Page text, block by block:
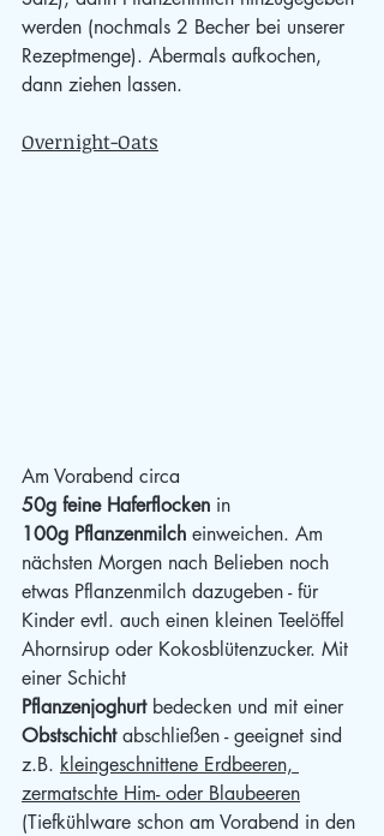
werden (nochmals 2 Becher bei unserer
Rezeptmenge). Abermals aufkochen,
dann ziehen lassen.
Overnight-Oats
Am Vorabend circa
50g feine Haferflocken in
100g Pflanzenmilch einweichen. Am
nächsten Morgen nach Belieben noch
etwas Pflanzenmilch dazugeben - für
Kinder evtl. auch einen kleinen Teelöffel
Ahornsirup oder Kokosblütenzucker. Mit
einer Schicht
Pflanzenjoghurt bedecken und mit einer
Obstschicht abschließen - geeignet sind
z.B. kleingeschnittene Erdbeeren,
zermatschte Him- oder Blaubeeren
(Tiefkühlware schon am Vorabend in den